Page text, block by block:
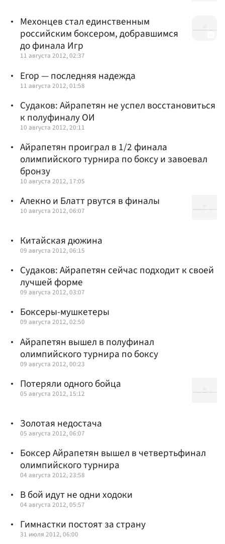
Мехонцев стал единственным
российским боксером, добравшимся
до финала Игр
11 августа 2012, 02:37
Егор — последняя надежда
11 августа 2012, 01:58
Cудаков: Айрапетян не успел восстановиться
к полуфиналу ОИ
10 августа 2012, 20:11
Айрапетян проиграл в 1/2 финала
олимпийского турнира по боксу и завоевал
бронзу
10 августа 2012, 17:05
Алекно и Блатт рвутся в финалы
10 августа 2012, 06:07
Китайская дюжина
09 августа 2012, 06:15
Судаков: Айрапетян сейчас подходит к своей
лучшей форме
09 августа 2012, 03:07
Боксеры-мушкетеры
09 августа 2012, 02:50
Айрапетян вышел в полуфинал
олимпийского турнира по боксу
09 августа 2012, 00:23
Потеряли одного бойца
05 августа 2012, 15:12
Золотая недостача
05 августа 2012, 06:07
Боксер Айрапетян вышел в четвертьфинал
олимпийского турнира
04 августа 2012, 23:58
В бой идут не одни ходоки
04 августа 2012, 05:57
Гимнастки постоят за страну
31 июля 2012, 06:00